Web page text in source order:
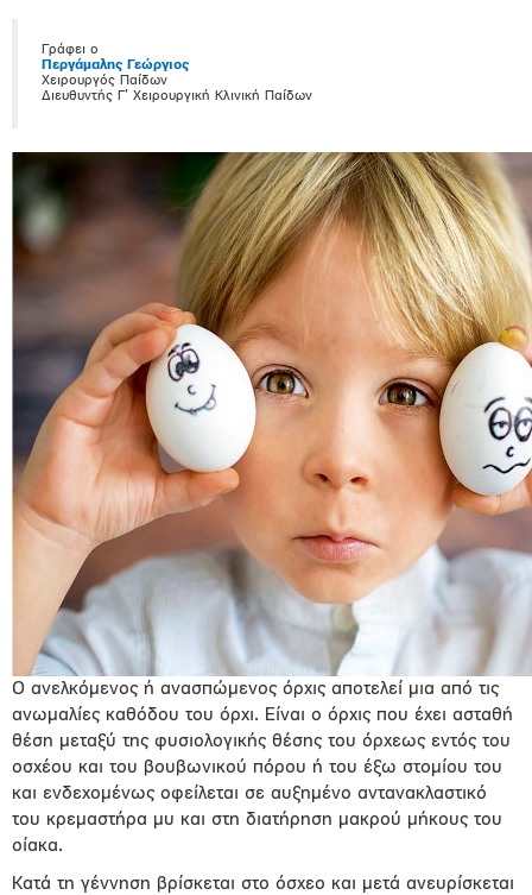
Γράφει ο
Περγάμαλης Γεώργιος
Χειρουργός Παίδων
Διευθυντής Γ’ Χειρουργική Κλινική Παίδων
Ο ανελκόμενος ή ανασπώμενος όρχις αποτελεί μια από τις
ανωμαλίες καθόδου του όρχι. Είναι ο όρχις που έχει ασταθή
θέση μεταξύ της φυσιολογικής θέσης του όρχεως εντός του
οσχέου και του βουβωνικού πόρου ή του έξω στομίου του
και ενδεχομένως οφείλεται σε αυξημένο αντανακλαστικό
του κρεμαστήρα μυ και στη διατήρηση μακρού μήκους του
οίακα.
Κατά τη γέννηση βρίσκεται στο όσχεο και μετά ανευρίσκεται